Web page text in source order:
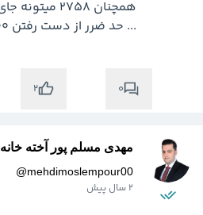
... حد ضرر از دست رفتن 2600
0
2
مهدی مسلم پور آخته خانه
@mehdimoslempour00
2 سال پیش